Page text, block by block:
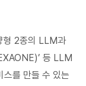
형 2종의 LLM과
등 LLM
스를 만들 수 있는